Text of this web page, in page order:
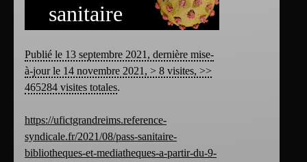
sanitaire
Publié le 13 septembre 2021, dernière mise-
à-jour le 14 novembre 2021, > 8 visites, >>
465284 visites totales.
https://ufictgrandreims.reference-
syndicale.fr/2021/08/pass-sanitaire-
bibliotheques-et-mediatheques-a-partir-du-9-